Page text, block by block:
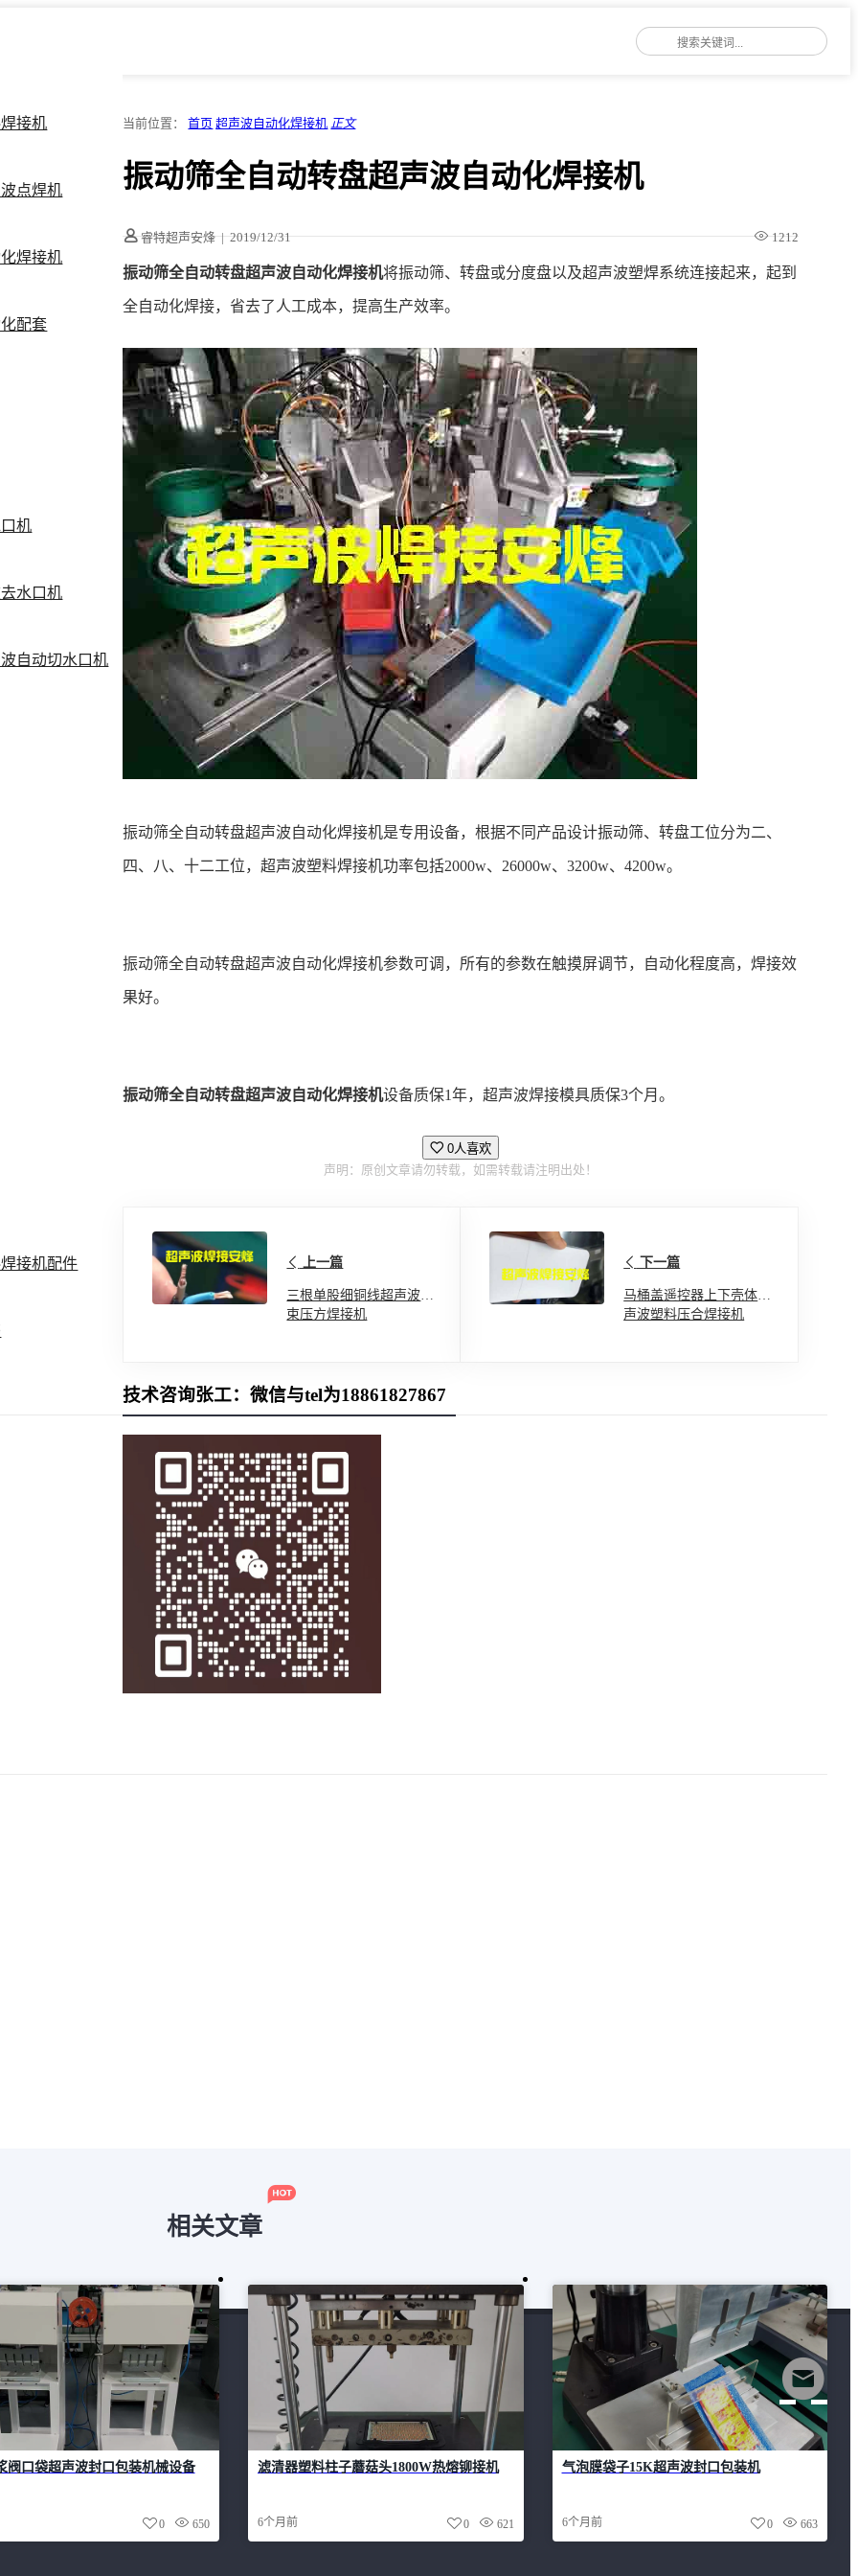
接机
点焊机
焊接机
配套
机
水口机
自动切水口机
接机配件
当前位置：首页 超声波自动化焊接机 正文
振动筛全自动转盘超声波自动化焊接机
睿特超声安烽 | 2019/12/31 1212
振动筛全自动转盘超声波自动化焊接机将振动筛、转盘或分度盘以及超声波塑焊系统连接起来，起到
全自动化焊接，省去了人工成本，提高生产效率。
振动筛全自动转盘超声波自动化焊接机是专用设备，根据不同产品设计振动筛、转盘工位分为二、
四、八、十二工位，超声波塑料焊接机功率包括2000w、26000w、3200w、4200w。
振动筛全自动转盘超声波自动化焊接机参数可调，所有的参数在触摸屏调节，自动化程度高，焊接效
果好。
振动筛全自动转盘超声波自动化焊接机设备质保1年，超声波焊接模具质保3个月。
0人喜欢
声明：原创文章请勿转载，如需转载请注明出处！
上一篇
三根单股细铜线超声波线
束压方焊接机
下一篇
马桶盖遥控器上下壳体超
声波塑料压合焊接机
技术咨询张工：微信与tel为18861827867
相关文章
阀口袋超声波封口包装机械设备
650
0
滤清器塑料柱子蘑菇头1800W热熔铆接机
6个月前 621
0
气泡膜袋子15K超声波封口包装机
6个月前 663
0